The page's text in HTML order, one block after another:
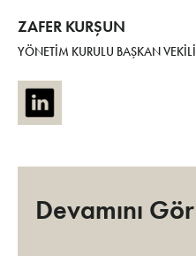
ZAFER KURŞUN
YÖNETİM KURULU BAŞKAN VEKİLİ
Devamını Gör